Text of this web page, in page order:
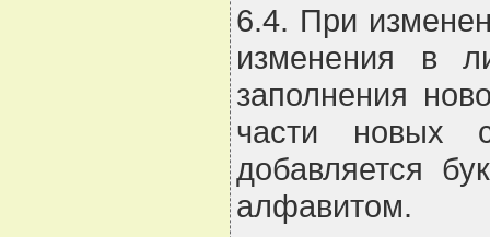
6.4. При
изменения в
заполнения
части новых
добавляется
алфавитом.